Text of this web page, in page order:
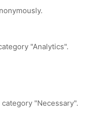
"Analytics".
"Necessary".